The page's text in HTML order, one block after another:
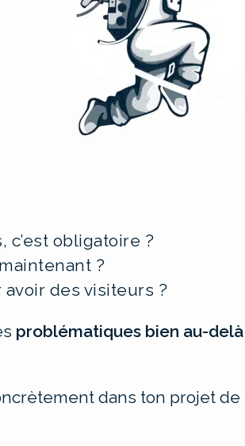
obligatoire ?
?
des visiteurs ?
problématiques bien au-
dans ton projet